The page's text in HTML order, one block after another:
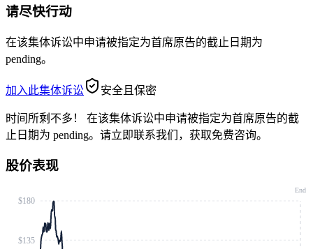
请尽快行动
在该集体诉讼中申请被指定为首席原告的截止日期为
pending。
加入此集体诉讼 安全且保密
时间所剩不多！
在该集体诉讼中申请被指定为首席原告的截
止日期为 pending。请立即联系我们，获取免费咨询。
股价表现
$135
$180
End